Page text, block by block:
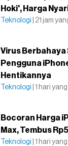
Hoki', Harga
Teknologi | 21 jam
Virus Berbahaya
Pengguna
Hentikannya
Teknologi | 1 hari
Bocoran Harga
Max, Tembus
Teknologi | 1 hari